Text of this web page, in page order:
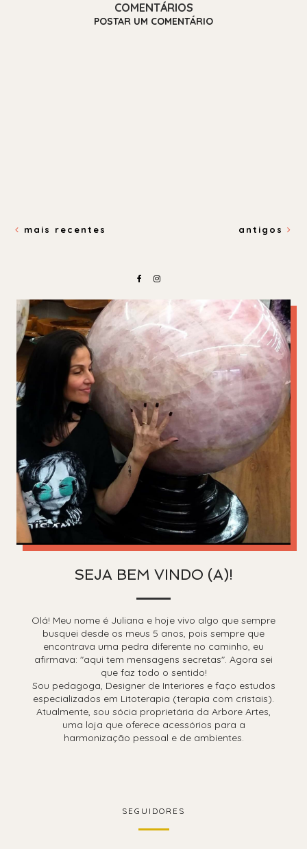
COMENTÁRIOS
POSTAR UM COMENTÁRIO
mais recentes antigos
SEJA BEM VINDO (A)!
Olá! Meu nome é Juliana e hoje vivo algo que sempre
busquei desde os meus 5 anos, pois sempre que
encontrava uma pedra diferente no caminho, eu
afirmava: "aqui tem mensagens secretas". Agora sei
que faz todo o sentido!
Sou pedagoga, Designer de Interiores e faço estudos
especializados em Litoterapia (terapia com cristais).
Atualmente, sou sócia proprietária da Arbore Artes,
uma loja que oferece acessórios para a
harmonização pessoal e de ambientes.
SEGUIDORES